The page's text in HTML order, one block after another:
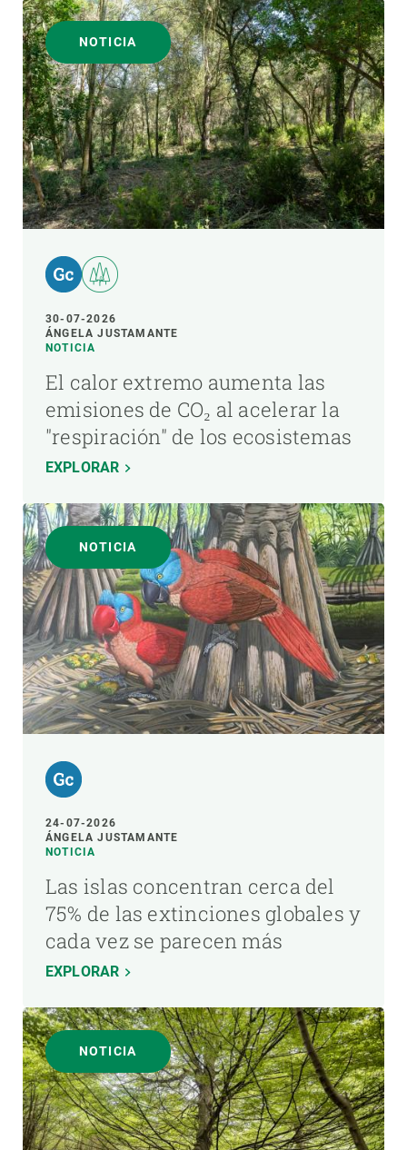
NOTICIA
30-07-2026
ÁNGELA JUSTAMANTE
NOTICIA
El calor extremo aumenta las
emisiones de CO₂ al acelerar la
"respiración" de los ecosistemas
EXPLORAR
NOTICIA
24-07-2026
ÁNGELA JUSTAMANTE
NOTICIA
Las islas concentran cerca del
75% de las extinciones globales y
cada vez se parecen más
EXPLORAR
NOTICIA